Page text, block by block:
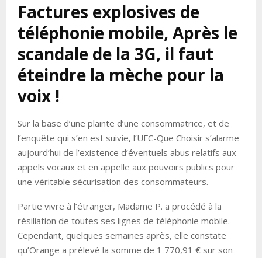
Factures explosives de
téléphonie mobile, Après le
scandale de la 3G, il faut
éteindre la mèche pour la
voix !
Sur la base d’une plainte d’une consommatrice, et de
l’enquête qui s’en est suivie, l’UFC-Que Choisir s’alarme
aujourd’hui de l’existence d’éventuels abus relatifs aux
appels vocaux et en appelle aux pouvoirs publics pour
une véritable sécurisation des consommateurs.
Partie vivre à l’étranger, Madame P. a procédé à la
résiliation de toutes ses lignes de téléphonie mobile.
Cependant, quelques semaines après, elle constate
qu’Orange a prélevé la somme de 1 770,91 € sur son